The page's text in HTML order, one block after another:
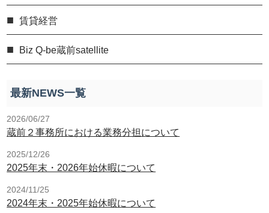
賃貸経営
Biz Q-be蔵前satellite
最新NEWS一覧
2026/06/27
蔵前２事務所における業務分担について
2025/12/26
2025年末・2026年始休暇について
2024/11/25
2024年末・2025年始休暇について